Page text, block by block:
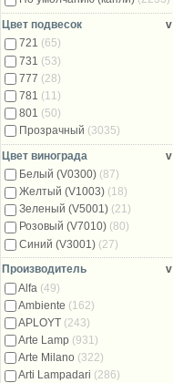
Цвет подвесок
v
721 (65)
731 (53)
777 (28)
781 (11)
801 (50)
Прозрачный (3035)
Цвет винограда
v
Белый (V0300) (87)
Желтый (V1003) (18)
Зеленый (V5001) (21)
Розовый (V7010) (80)
Синий (V3001) (27)
Производитель
v
Alfa (49)
Ambiente (162)
APLOYT (243)
Arte Lamp (931)
Arte Milano (322)
Arti Lampadari (286)